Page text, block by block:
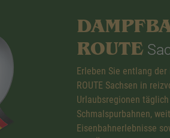
ROUTE
Erleben Sie entlang der
ROUTE Sachsen in
Urlaubsregionen
Schmalspurbahnen,
Eisenbahnerlebnisse